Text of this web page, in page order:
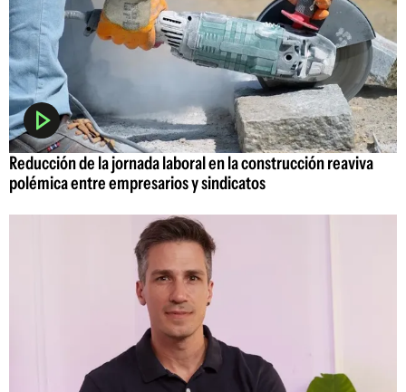
Reducción de la jornada laboral en la construcción reaviva
polémica entre empresarios y sindicatos